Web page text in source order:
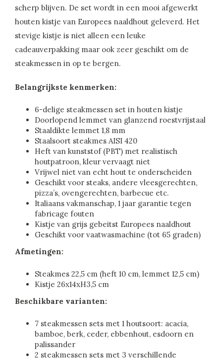
scherp blijven. De set wordt in een mooi afgewerkt
houten kistje van Europees naaldhout geleverd. Het
stevige kistje is niet alleen een leuke
cadeauverpakking maar ook zeer geschikt om de
steakmessen in op te bergen.
Belangrijkste kenmerken:
6-delige steakmessen set in houten kistje
Doorlopend lemmet van glanzend roestvrijstaal
Staaldikte lemmet 1,8 mm
Staalsoort steakmes AISI 420
Heft van kunststof (PBT) met realistisch
houtpatroon, kleur vervaagt niet
Vrijwel niet van echt hout te onderscheiden
Geschikt voor steaks, andere vleesgerechten,
pizza’s, ovengerechten, barbecue etc.
Italiaans vakmanschap, 1 jaar garantie tegen
fabricage fouten
Kistje van grijs gebeitst Europees naaldhout
Geschikt voor vaatwasmachine (tot 65 graden)
Afmetingen:
Steakmes 22,5 cm (heft 10 cm, lemmet 12,5 cm)
Kistje 26x14xH3,5 cm
Beschikbare varianten:
7 steakmessen sets met 1 houtsoort: acacia,
bamboe, berk, ceder, ebbenhout, esdoorn en
palissander
2 steakmessen sets met 3 verschillende